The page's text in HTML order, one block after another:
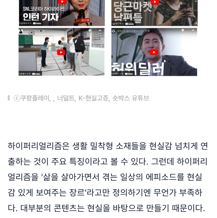
ⓒ쿠팡플레이, , 너덜트, K-현실고증, 숏박스 유튜브
하이퍼리얼리즘은 생활 밀착형 소재들을 현실감 넘치게 연
출하는 것이 주요 특징이라고 볼 수 있다. 그런데 하이퍼리
얼리즘을 '삶을 살아가면서 겪는 일상의 에피소드를 현실
감 있게 보여주는 장르'라고만 정의하기엔 무언가 부족하
다. 대부분의 콘텐츠는 현실을 바탕으로 만들기 때문이다.